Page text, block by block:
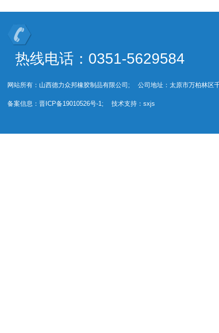
热线电话：0351-5629584
网站所有：山西德力众邦橡胶制品有限公司; 公司地址：太原市万柏林区
备案信息：晋ICP备19010526号-1; 技术支持：sxjs